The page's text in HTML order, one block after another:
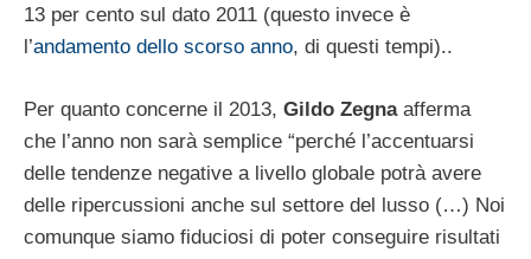
13 per cento sul dato 2011 (questo invece è
l’andamento dello scorso anno, di questi tempi)..
Per quanto concerne il 2013, Gildo Zegnaafferma
che l’anno non sarà semplice “perché l’accentuarsi
delle tendenze negative a livello globale potrà avere
delle ripercussioni anche sul settore del lusso (…) Noi
comunque siamo fiduciosi di poter conseguire risultati